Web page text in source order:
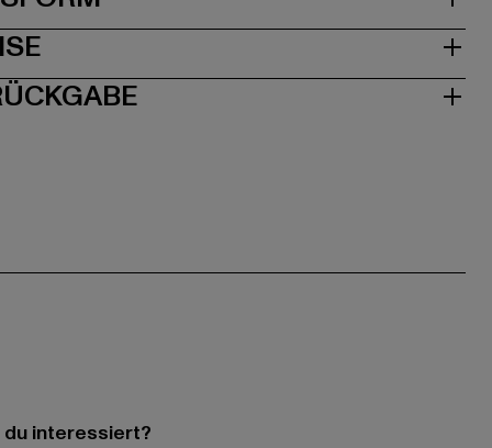
interessiert?